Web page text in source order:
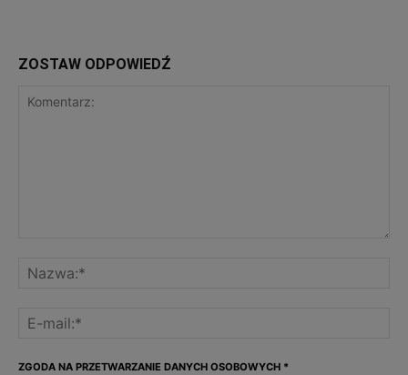
ZOSTAW ODPOWIEDŹ
ZGODA NA PRZETWARZANIE DANYCH OSOBOWYCH *